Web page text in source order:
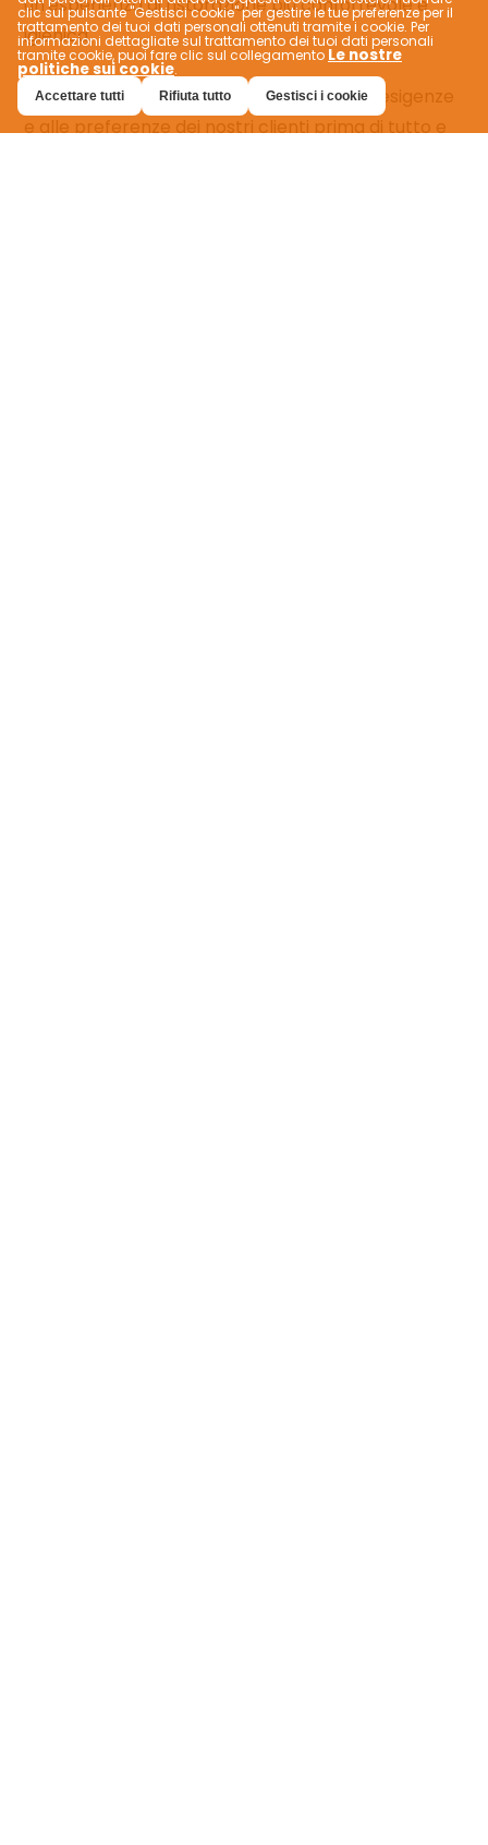
clic sul pulsante "Gestisci cookie" per gestire le tue preferenze per il
trattamento dei tuoi dati personali ottenuti tramite i cookie. Per
informazioni dettagliate sul trattamento dei tuoi dati personali
tramite cookie, puoi fare clic sul collegamento Le nostre
politiche sui cookie.
Accettare tutti Rifiuta tutto Gestisci i cookie